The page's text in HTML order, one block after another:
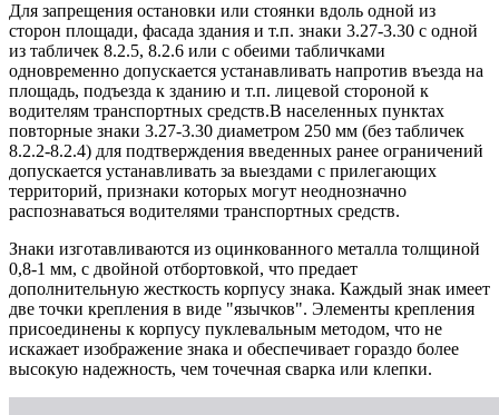
Для запрещения остановки или стоянки вдоль одной из
сторон площади, фасада здания и т.п. знаки 3.27-3.30 с одной
из табличек 8.2.5, 8.2.6 или с обеими табличками
одновременно допускается устанавливать напротив въезда на
площадь, подъезда к зданию и т.п. лицевой стороной к
водителям транспортных средств.В населенных пунктах
повторные знаки 3.27-3.30 диаметром 250 мм (без табличек
8.2.2-8.2.4) для подтверждения введенных ранее ограничений
допускается устанавливать за выездами с прилегающих
территорий, признаки которых могут неоднозначно
распознаваться водителями транспортных средств.
Знаки изготавливаются из оцинкованного металла толщиной
0,8-1 мм, с двойной отбортовкой, что предает
дополнительную жесткость корпусу знака. Каждый знак имеет
две точки крепления в виде "язычков". Элементы крепления
присоединены к корпусу пуклевальным методом, что не
искажает изображение знака и обеспечивает гораздо более
высокую надежность, чем точечная сварка или клепки.